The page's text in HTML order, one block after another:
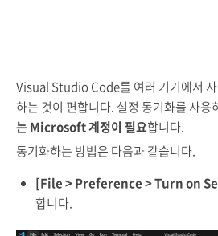
Visual Studio Code를 여러 기기에서
하는 것이 편합니다. 설정 동기화를 사용
는 Microsoft 계정이 필요합니다.
동기화하는 방법은 다음과 같습니다.
[File > Preference > Turn on
합니다.